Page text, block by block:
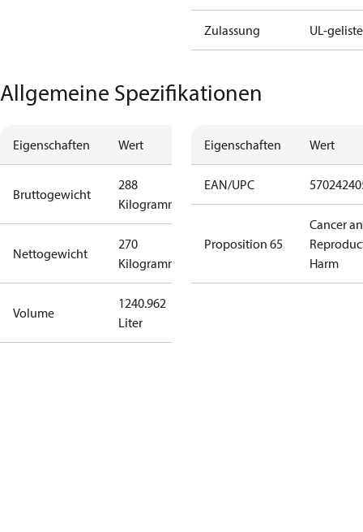
Zulassung UL-
Allgemeine Spezifikationen
Eigenschaften Wert
Bruttogewicht
288
Kilogramm
Nettogewicht
270
Kilogramm
Volume
1240.962
Liter
Eigenschaften Wert
EAN/UPC
Proposition 65
Cancer
Harm